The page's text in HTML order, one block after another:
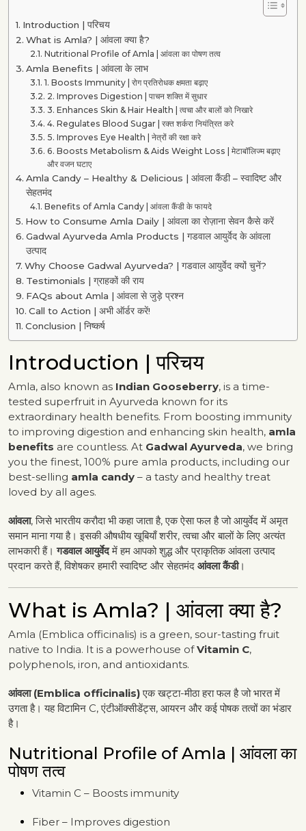
Introduction | परिचय
What is Amla? | आंवला क्या है?
Nutritional Profile of Amla | आंवला का पोषण तत्व
Amla Benefits | आंवला के लाभ
1. Boosts Immunity | रोग प्रतिरोधक क्षमता बढ़ाए
2. Improves Digestion | पाचन शक्ति में सुधार
3. Enhances Skin & Hair Health | त्वचा और बालों को निखारे
4. Regulates Blood Sugar | रक्त शर्करा नियंत्रित करे
5. Improves Eye Health | नेत्रों की रक्षा करे
6. Boosts Metabolism & Aids Weight Loss | मेटाबॉलिज्म बढ़ाए
और वजन घटाए
Amla Candy – Healthy & Delicious | आंवला कैंडी – स्वादिष्ट और
सेहतमंद
Benefits of Amla Candy | आंवला कैंडी के फायदे
How to Consume Amla Daily | आंवला का रोज़ाना सेवन कैसे करें
Gadwal Ayurveda Amla Products | गडवाल आयुर्वेद के आंवला
उत्पाद
Why Choose Gadwal Ayurveda? | गडवाल आयुर्वेद क्यों चुनें?
Testimonials | ग्राहकों की राय
FAQs about Amla | आंवला से जुड़े प्रश्न
Call to Action | अभी ऑर्डर करें!
Conclusion | निष्कर्ष
Introduction | परिचय
Amla, also known as Indian Gooseberry, is a time-
tested superfruit in Ayurveda known for its
extraordinary health benefits. From boosting immunity
to improving digestion and enhancing skin health, amla
benefits are countless. At Gadwal Ayurveda, we bring
you the finest, 100% pure amla products, including our
best-selling amla candy – a tasty and healthy treat
loved by all ages.
आंवला, जिसे भारतीय करौदा भी कहा जाता है, एक ऐसा फल है जो आयुर्वेद में अमृत
समान माना गया है। इसकी औषधीय खूबियाँ शरीर, त्वचा और बालों के लिए अत्यंत
लाभकारी हैं।गडवाल आयुर्वेदमें हम आपको शुद्ध और प्राकृतिक आंवला उत्पाद
प्रदान करते हैं, विशेषकर हमारी स्वादिष्ट और सेहतमंद आंवला कैंडी।
What is Amla? | आंवला क्या है?
Amla (Emblica officinalis) is a green, sour-tasting fruit
native to India. It is a powerhouse ofVitamin C,
polyphenols, iron, and antioxidants.
आंवला (Emblica officinalis)एक खट्टा-मीठा हरा फल है जो भारत में
उगता है। यह विटामिन C, एंटीऑक्सीडेंट्स, आयरन और कई पोषक तत्वों का भंडार
है।
Nutritional Profile of Amla | आंवला का
पोषण तत्व
Vitamin C – Boosts immunity
Fiber – Improves digestion